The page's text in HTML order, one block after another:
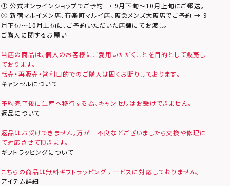
① 公式オンラインショップでご予約 → 9月下旬～10月上旬にご郵送。
② 新宿マルイメン店、有楽町マルイ店、阪急メンズ大阪店でご予約 → 9
月下旬～10月上旬に、ご予約いただいた店舗にてお渡し。
ご購入に関するお願い
当店の商品は、個人のお客様にご愛用いただくことを目的として販売し
ております。
転売・再販売・営利目的でのご購入は固くお断りしております。
キャンセルについて
予約完了後に生産へ移行する為、キャンセルはお受けできません。
返品について
返品はお受けできません。万が一不良などございましたら交換や修理に
て対応させて頂きます。
ギフトラッピングについて
こちらの商品は無料ギフトラッピングサービスに対応しておりません。
アイテム詳細